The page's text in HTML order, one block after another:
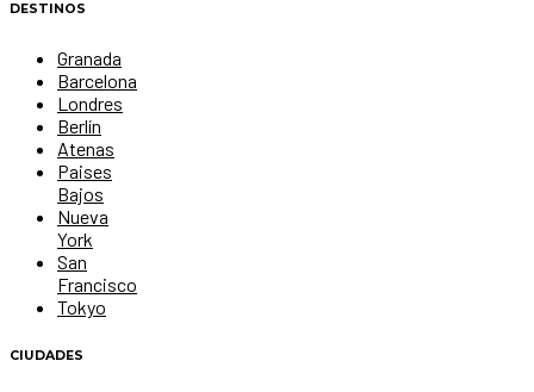
DESTINOS
Granada
Barcelona
Londres
Berlín
Atenas
Paises
Bajos
Nueva
York
San
Francisco
Tokyo
CIUDADES